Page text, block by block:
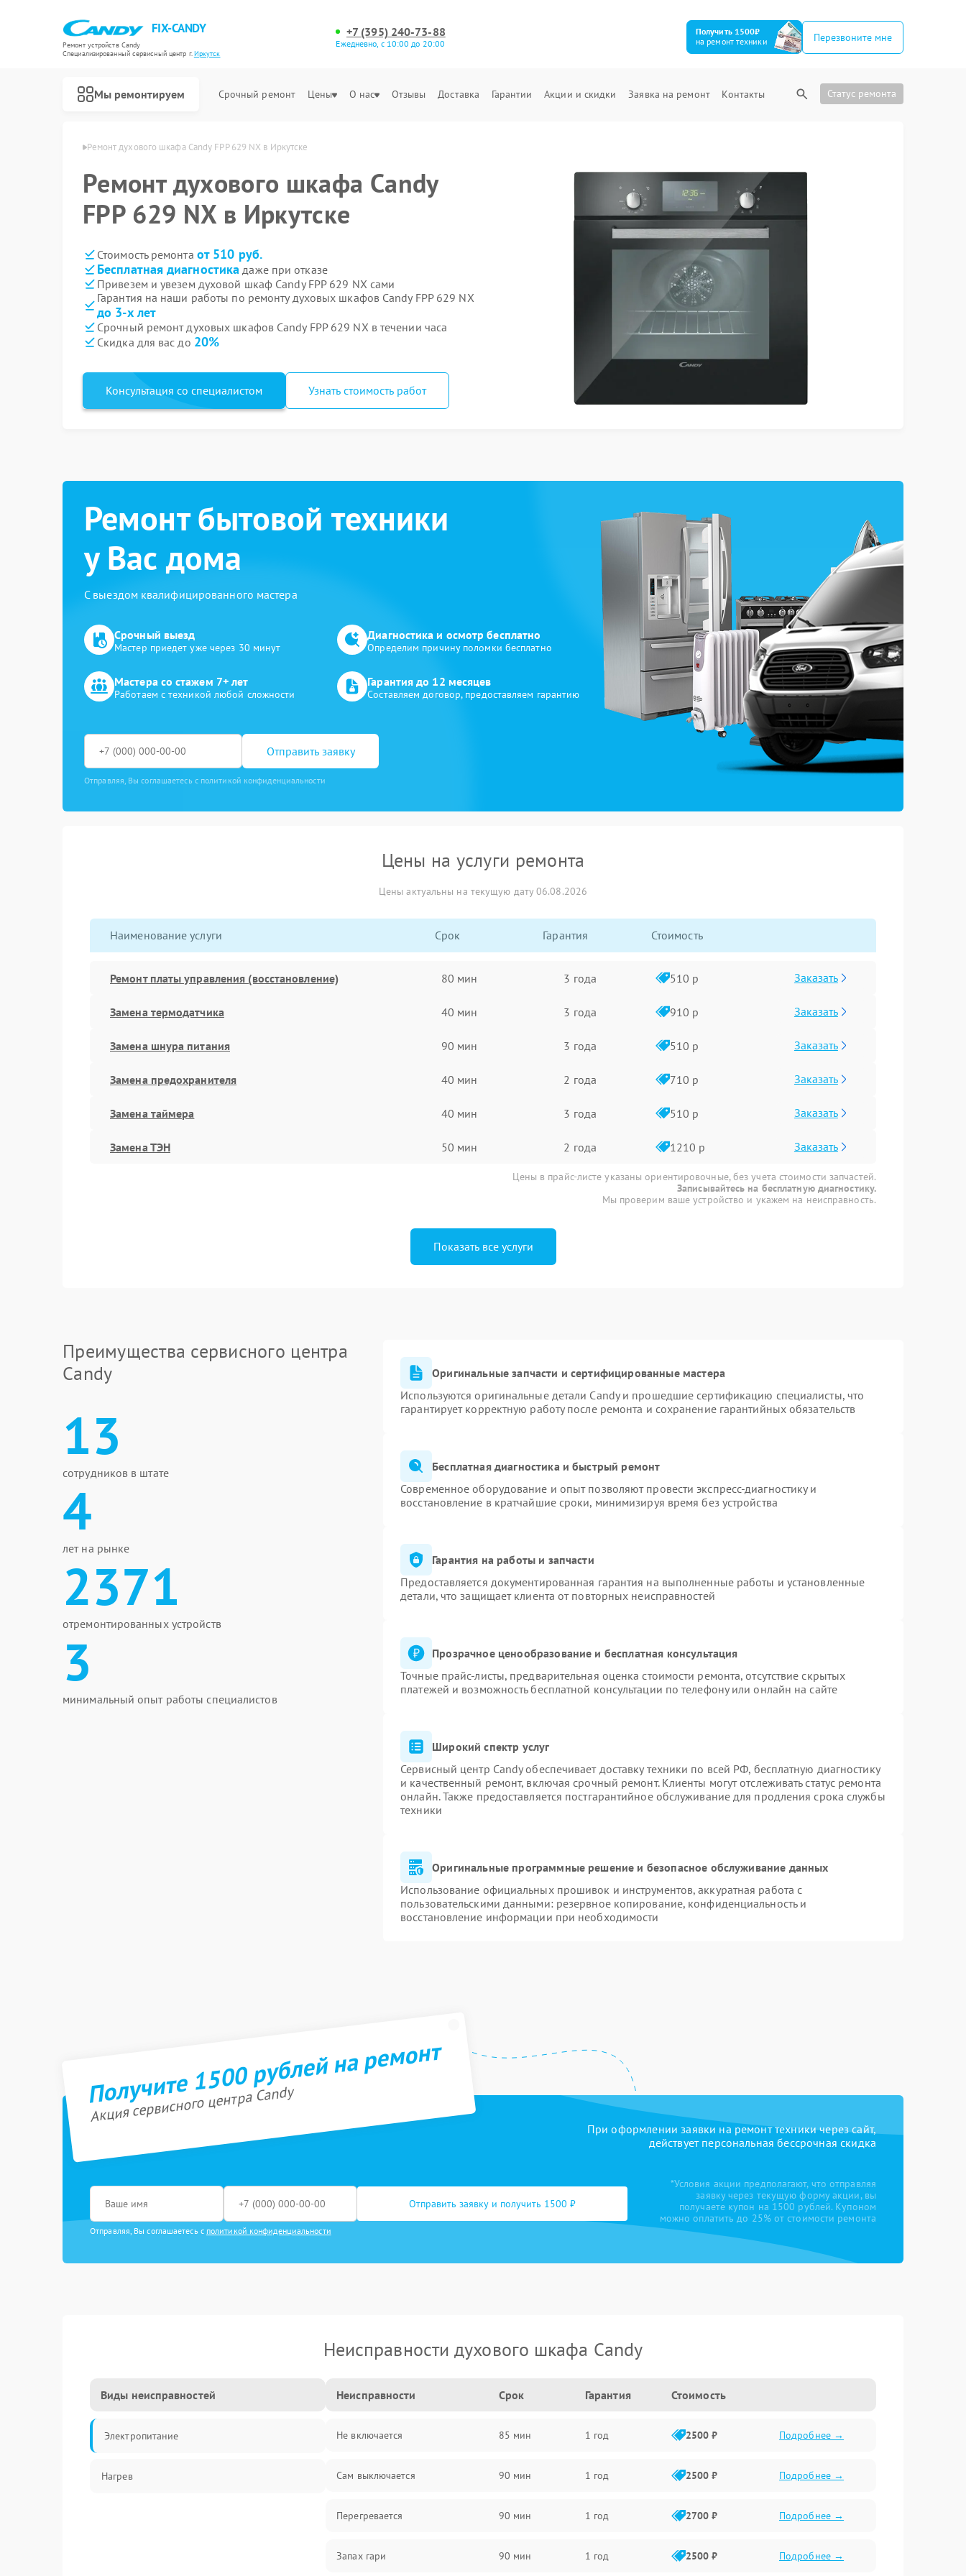
FIX-CANDY
Ремонт устройств Candy
Специализированный cервисный центр г.Иркутск
+7 (395) 240-73-88
Ежедневно, с 10:00 до 20:00
Получить 1500₽
на ремонт техники
Перезвоните мне
Мы ремонтируем Срочный ремонт Цены О нас Отзывы Доставка Гарантии Акции и скидки Заявка на ремонт Контакты Статус ремонта
Ремонт духового шкафа Candy FPP 629 NX в Иркутске
Ремонт духового шкафа Candy
FPP 629 NX в Иркутске
Стоимость ремонта от 510 руб.
Бесплатная диагностика даже при отказе
Привезем и увезем духовой шкаф Candy FPP 629 NX сами
Гарантия на наши работы по ремонту духовых шкафов Candy FPP 629 NX
до 3-х лет
Срочный ремонт духовых шкафов Candy FPP 629 NX в течении часа
Скидка для вас до 20%
Консультация со специалистом Узнать стоимость работ
Ремонт бытовой техники
у Вас дома
С выездом квалифицированного мастера
Срочный выезд
Мастер приедет уже через 30 минут
Диагностика и осмотр бесплатно
Определим причину поломки бесплатно
Мастера со стажем 7+ лет
Работаем с техникой любой сложности
Гарантия до 12 месяцев
Составляем договор, предоставляем гарантию
Отправить заявку
Отправляя, Вы соглашаетесь с политикой конфиденциальности
Цены на услуги ремонта
Цены актуальны на текущую дату 06.08.2026
Наименование услуги Срок Гарантия Стоимость
Ремонт платы управления (восстановление) 80 мин 3 года 510 р Заказать
Замена термодатчика 40 мин 3 года 910 р Заказать
Замена шнура питания 90 мин 3 года 510 р Заказать
Замена предохранителя 40 мин 2 года 710 р Заказать
Замена таймера 40 мин 3 года 510 р Заказать
Замена ТЭН 50 мин 2 года 1210 р Заказать
Цены в прайс-листе указаны ориентировочные, без учета стоимости запчастей.
Записывайтесь на бесплатную диагностику.
Мы проверим ваше устройство и укажем на неисправность.
Показать все услуги
Преимущества сервисного центра
Candy
13
сотрудников в штате
4
лет на рынке
2371
отремонтированных устройств
3
минимальный опыт работы специалистов
Оригинальные запчасти и сертифицированные мастера
Используются оригинальные детали Candy и прошедшие сертификацию специалисты, что
гарантирует корректную работу после ремонта и сохранение гарантийных обязательств
Бесплатная диагностика и быстрый ремонт
Современное оборудование и опыт позволяют провести экспресс-диагностику и
восстановление в кратчайшие сроки, минимизируя время без устройства
Гарантия на работы и запчасти
Предоставляется документированная гарантия на выполненные работы и установленные
детали, что защищает клиента от повторных неисправностей
Прозрачное ценообразование и бесплатная консультация
Точные прайс-листы, предварительная оценка стоимости ремонта, отсутствие скрытых
платежей и возможность бесплатной консультации по телефону или онлайн на сайте
Широкий спектр услуг
Сервисный центр Candy обеспечивает доставку техники по всей РФ, бесплатную диагностику
и качественный ремонт, включая срочный ремонт. Клиенты могут отслеживать статус ремонта
онлайн. Также предоставляется постгарантийное обслуживание для продления срока службы
техники
Оригинальные программные решение и безопасное обслуживание данных
Использование официальных прошивок и инструментов, аккуратная работа с
пользовательскими данными: резервное копирование, конфиденциальность и
восстановление информации при необходимости
Получите 1500 рублей на ремонт
Акция сервисного центра Candy
При оформлении заявки на ремонт техники через сайт,
действует персональная бессрочная скидка
Отправить заявку и получить 1500 ₽
Отправляя, Вы соглашаетесь с политикой конфиденциальности
*Условия акции предполагают, что отправляя
заявку через текущую форму акции, вы
получаете купон на 1500 рублей. Купоном
можно оплатить до 25% от стоимости ремонта
Неисправности духового шкафа Candy
Виды неисправностей
Электропитание
Нагрев
Неисправности Срок Гарантия Стоимость
Не включается 85 мин 1 год 2500 ₽ Подробнее →
Сам выключается 90 мин 1 год 2500 ₽ Подробнее →
Перегревается 90 мин 1 год 2700 ₽ Подробнее →
Запах гари 90 мин 1 год 2500 ₽ Подробнее →